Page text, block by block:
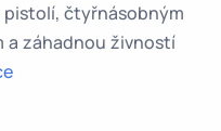
pistolí, čtyřnásobným
a záhadnou živností